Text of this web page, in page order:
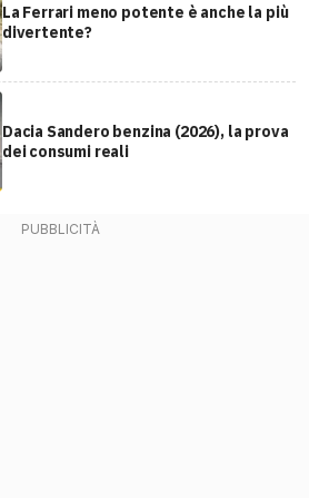
La Ferrari meno potente è anche la più
divertente?
Dacia Sandero benzina (2026), la prova
dei consumi reali